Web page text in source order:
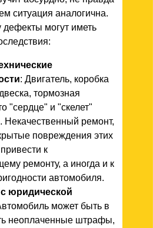
ситуация аналогична.
могут иметь
: Двигатель, коробка
тормозная
"сердце" и "скелет"
Некачественный ремонт,
повреждения этих
к
ремонту, а иногда и к
автомобиля.
юридической
может быть в
неоплаченные штрафы,